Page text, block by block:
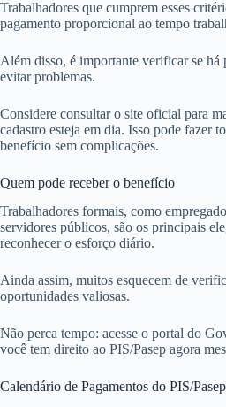
Trabalhadores que cumprem esses
pagamento proporcional ao tempo
Além disso, é importante verificar se há
evitar problemas.
Considere consultar o site oficial para
cadastro esteja em dia. Isso pode fazer
benefício sem complicações.
Quem pode receber o benefício
Trabalhadores formais, como
servidores públicos, são os principais
reconhecer o esforço diário.
Ainda assim, muitos esquecem de
oportunidades valiosas.
Não perca tempo: acesse o portal do
você tem direito ao PIS/Pasep agora
Calendário de Pagamentos do PIS/